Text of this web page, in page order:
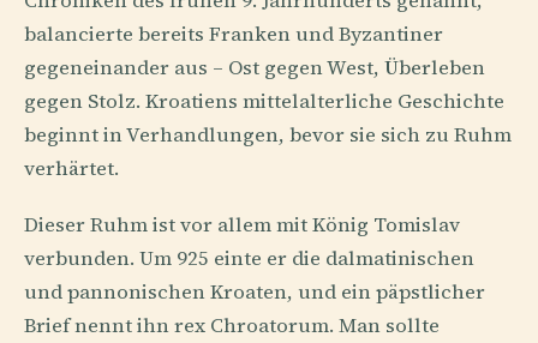
balancierte bereits Franken und Byzantiner
gegeneinander aus – Ost gegen West, Überleben
gegen Stolz. Kroatiens mittelalterliche Geschichte
beginnt in Verhandlungen, bevor sie sich zu Ruhm
verhärtet.
Dieser Ruhm ist vor allem mit König Tomislav
verbunden. Um 925 einte er die dalmatinischen
und pannonischen Kroaten, und ein päpstlicher
Brief nennt ihn rex Chroatorum. Man sollte